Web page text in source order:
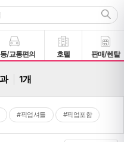
/교통편의 호텔 판매/렌탈
1개
#픽업셔틀 #픽업포함